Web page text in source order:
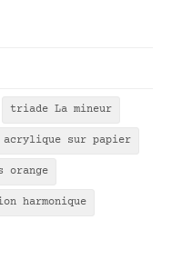
triade La mineur
acrylique sur papier
orange
harmonique